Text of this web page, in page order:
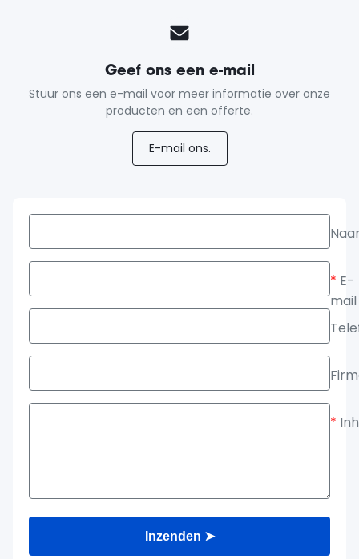
Geef ons een e-mail
Stuur ons een e-mail voor meer informatie over onze
producten en een offerte.
E-mail ons.
* E-
mail
*
Inzenden ➤